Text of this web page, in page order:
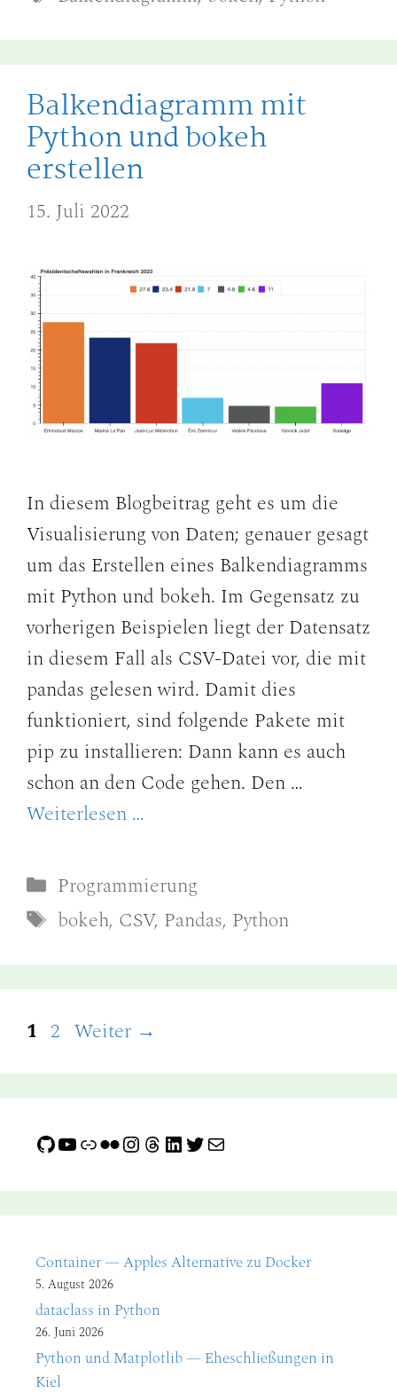
Balkendiagramm mit
Python und bokeh
erstellen
15. Juli 2022
In diesem Blogbeitrag geht es um die
Visualisierung von Daten; genauer gesagt
um das Erstellen eines Balkendiagramms
mit Python und bokeh. Im Gegensatz zu
vorherigen Beispielen liegt der Datensatz
in diesem Fall als CSV-Datei vor, die mit
pandas gelesen wird. Damit dies
funktioniert, sind folgende Pakete mit
pip zu installieren: Dann kann es auch
schon an den Code gehen. Den …
Weiterlesen …
Kategorien
Programmierung
Schlagwörter
bokeh, CSV, Pandas, Python
Seite
1 Seite
2 Weiter →
GitHub
YouTube
LinkFlickr
Instagram
Threads
LinkedIn
Twitter
E-Mail
Container — Apples Alternative zu Docker
5. August 2026
dataclass in Python
26. Juni 2026
Python und Matplotlib — Eheschließungen in
Kiel